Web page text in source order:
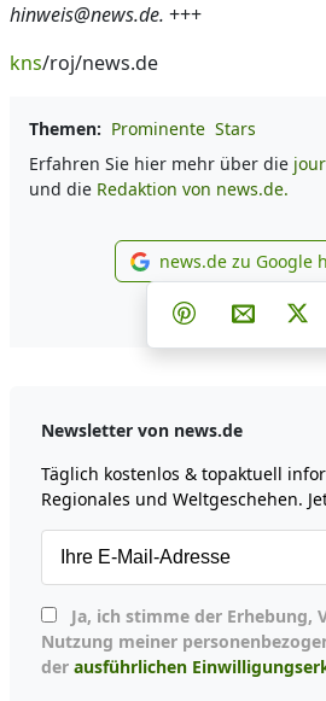
hinweis@news.de. +++
kns/roj/news.de
Themen: Prominente Stars
Erfahren Sie hier mehr über die
und die Redaktion von news.de.
news.de zu Google
Teilen aufTeilen
Teilen auf
Per E-
Newsletter von news.de
Täglich kostenlos & topaktuell
Regionales und Weltgeschehen.
Nutzung meiner
der ausführlichen